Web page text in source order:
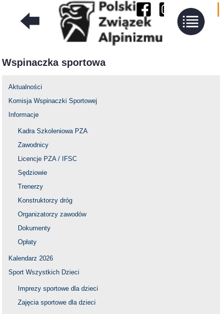
Wspinaczka sportowa
Aktualności
Komisja Wspinaczki Sportowej
Informacje
Kadra Szkoleniowa PZA
Zawodnicy
Licencje PZA / IFSC
Sędziowie
Trenerzy
Konstruktorzy dróg
Organizatorzy zawodów
Dokumenty
Opłaty
Kalendarz 2026
Sport Wszystkich Dzieci
Imprezy sportowe dla dzieci
Zajęcia sportowe dla dzieci